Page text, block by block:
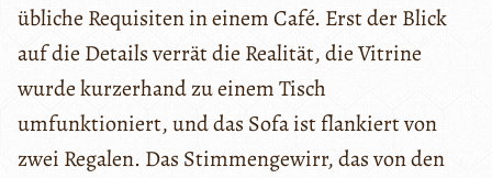
übliche Requisiten in einem Café. Erst der Blick
auf die Details verrät die Realität, die Vitrine
wurde kurzerhand zu einem Tisch
umfunktioniert, und das Sofa ist flankiert von
zwei Regalen. Das Stimmengewirr, das von den